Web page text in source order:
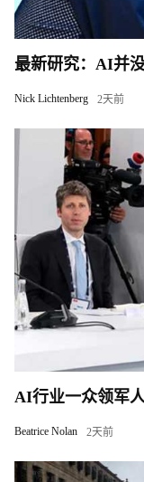
最新研究：AI并
Nick Lichtenberg 2天前
AI行业一众领军
Beatrice Nolan 2天前